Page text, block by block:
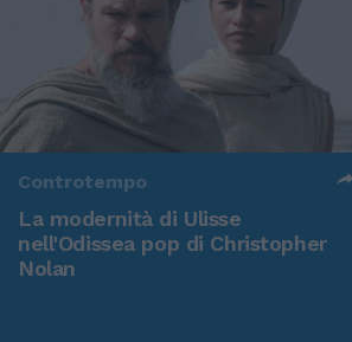
Controtempo
La modernità di Ulisse
nell'Odissea pop di Christopher
Nolan